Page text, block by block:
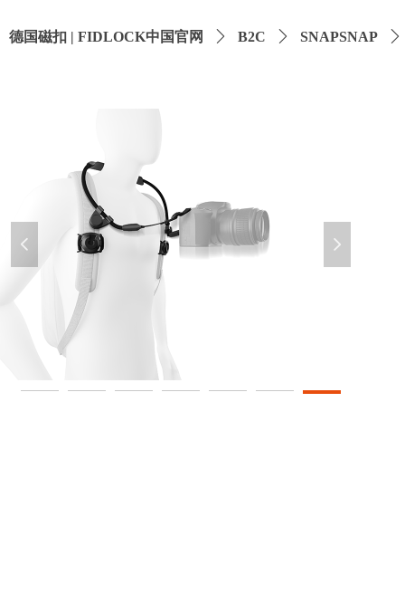
德国磁扣 | FIDLOCK中国官网 ꄲ B2C ꄲ SNAPSNAP ꄲ
넳 넲